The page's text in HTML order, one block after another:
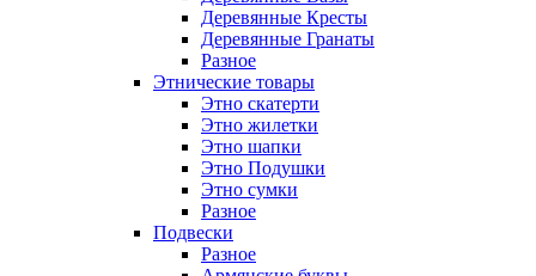
Деревянные Кресты
Деревянные Гранаты
Разное
Этнические товары
Этно скатерти
Этно жилетки
Этно шапки
Этно Подушки
Этно сумки
Разное
Подвески
Разное